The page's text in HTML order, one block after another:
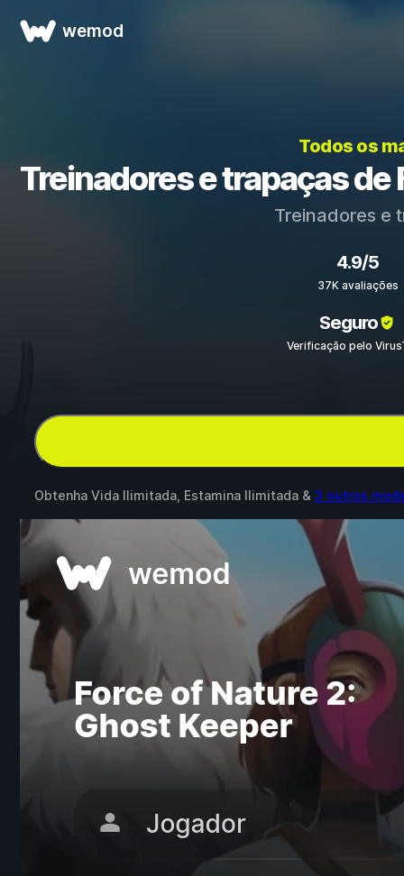
wemod
Todos os
Treinadores e trapaças de
Treinadores e
4.9/5
37K avaliações
Seguro
Verificação pelo
Obtenha Vida Ilimitada, Estamina Ilimitada & 3 outros